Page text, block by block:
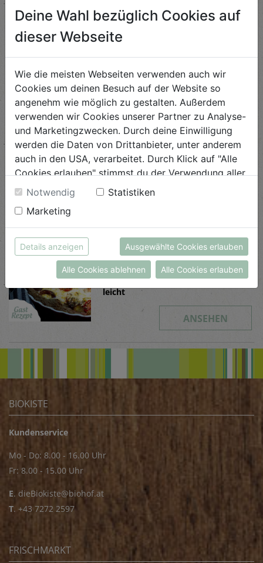
Herzhafte Apfelgalette
Schwierigkeit
ANSEHEN
Karotten-Zucchini-Wraps
Schwierigkeit
leicht
Tarte mit Zwetschke &
Tomate
Schwierigkeit
leicht
ANSEHEN
BIOKISTE
Kundenservice
Mo - Do: 8.00 - 16.00 Uhr
Fr: 8.00 - 15.00 Uhr
E. dieBiokiste@biohof.at
T. +43 7272 2597
FRISCHMARKT
Deine Wahl bezüglich Cookies auf
dieser Webseite
Wie die meisten Webseiten verwenden auch wir
Cookies um deinen Besuch auf der Website so
angenehm wie möglich zu gestalten. Außerdem
verwenden wir Cookies unserer Partner zu Analyse-
und Marketingzwecken. Durch deine Einwilligung
werden die Daten von Drittanbieter, unter anderem
auch in den USA, verarbeitet. Durch Klick auf "Alle
Cookies erlauben" stimmst du der Verwendung aller
Cookies zu. Unter "Details anzeigen" findest du alle
Infos zu den unterschiedlichen Cookies, du kannst
auch entscheiden, welche Cookies du erlauben
möchtest.
Weitere Informationen findest du in unserer
Datenschutzerklärung
bzw. imImpressum
Notwendig
Statistiken
Marketing
Details anzeigen Ausgewählte Cookies erlauben
Alle Cookies ablehnen Alle Cookies erlauben